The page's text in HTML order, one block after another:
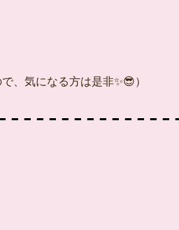
、気になる方は是非✨😎）